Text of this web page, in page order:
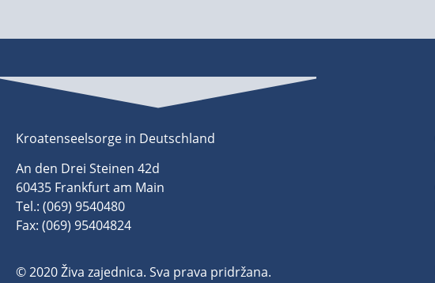
Kroatenseelsorge in Deutschland
An den Drei Steinen 42d
60435 Frankfurt am Main
Tel.: (069) 9540480
Fax: (069) 95404824
© 2020 Živa zajednica. Sva prava pridržana.